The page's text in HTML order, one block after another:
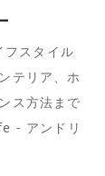
フスタイル
テリア、ホ
ス方法まで
- アンドリ